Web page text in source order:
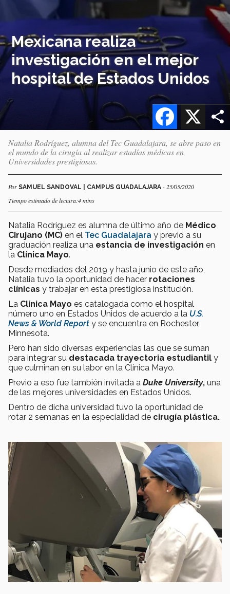
Mexicana realiza
investigación en el mejor
hospital de Estados Unidos
X
Facebook
Natalia Rodríguez, alumna del Tec Guadalajara, se abre paso en
el mundo de la cirugía al realizar estadías médicas en
Universidades prestigiosas.
Por SAMUEL SANDOVAL | CAMPUS GUADALAJARA - 25/05/2020
Tiempo estimado de lectura:4 mins
Natalia Rodríguez es alumna de último año de Médico
Cirujano (MC) en el Tec Guadalajara y previo a su
graduación realiza una estancia de investigación en
la Clínica Mayo.
Desde mediados del 2019 y hasta junio de este año,
Natalia tuvo la oportunidad de hacer rotaciones
clínicas y trabajar en esta prestigiosa institución.
La Clínica Mayo es catalogada como el hospital
número uno en Estados Unidos de acuerdo a la U.S.
News & World Report y se encuentra en Rochester,
Minnesota.
Pero han sido diversas experiencias las que se suman
para integrar su destacada trayectoria estudiantil y
que culminan en su labor en la Clínica Mayo.
Previo a eso fue también invitada a Duke University, una
de las mejores universidades en Estados Unidos.
Dentro de dicha universidad tuvo la oportunidad de
rotar 2 semanas en la especialidad de cirugía plástica.